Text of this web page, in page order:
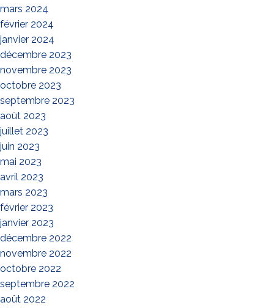
mars 2024
février 2024
janvier 2024
décembre 2023
novembre 2023
octobre 2023
septembre 2023
août 2023
juillet 2023
juin 2023
mai 2023
avril 2023
mars 2023
février 2023
janvier 2023
décembre 2022
novembre 2022
octobre 2022
septembre 2022
août 2022